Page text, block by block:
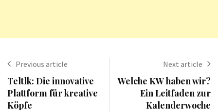
Previous article
Teltlk: Die innovative
Plattform für kreative
Köpfe
Next article
Welche KW haben wir?
Ein Leitfaden zur
Kalenderwoche